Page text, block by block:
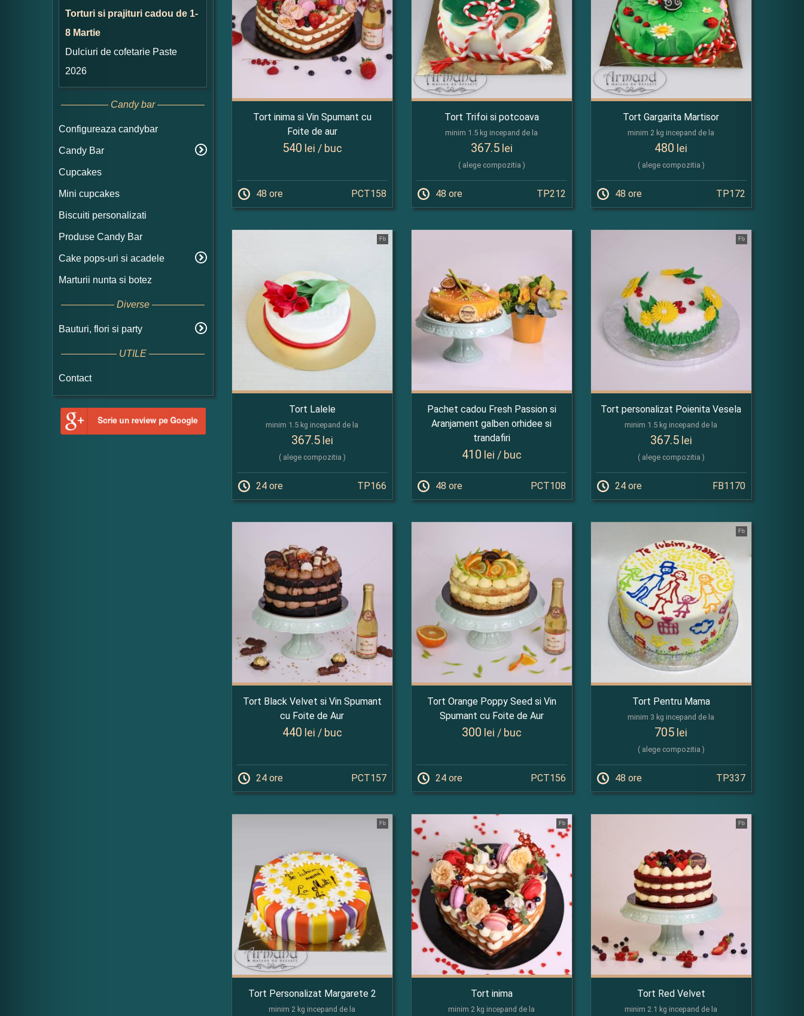
Torturi si prajituri cadou de 1-
8 Martie
Dulciuri de cofetarie Paste
2026
Candy bar
Configureaza candybar
Candy Bar
Cupcakes
Mini cupcakes
Biscuiti personalizati
Produse Candy Bar
Cake pops-uri si acadele
Marturii nunta si botez
Diverse
Bauturi, flori si party
UTILE
Contact
Tort inima si Vin Spumant cu
Foite de aur
540 lei / buc
48 ore PCT158
Tort Trifoi si potcoava
minim 1.5 kg incepand de la
367.5lei
( alege compozitia )
48 ore TP212
Tort Gargarita Martisor
minim 2 kg incepand de la
480 lei
( alege compozitia )
48 ore TP172
Fb
Tort Lalele
minim 1.5 kg incepand de la
367.5lei
( alege compozitia )
24 ore TP166
Pachet cadou Fresh Passion si
Aranjament galben orhidee si
trandafiri
410 lei / buc
48 ore PCT108
Fb
Tort personalizat Poienita Vesela
minim 1.5 kg incepand de la
367.5lei
( alege compozitia )
24 ore FB1170
Tort Black Velvet si Vin Spumant
cu Foite de Aur
440 lei / buc
24 ore PCT157
Tort Orange Poppy Seed si Vin
Spumant cu Foite de Aur
300 lei / buc
24 ore PCT156
Fb
Tort Pentru Mama
minim 3 kg incepand de la
705 lei
( alege compozitia )
48 ore TP337
Fb
Tort Personalizat Margarete 2
minim 2 kg incepand de la
Fb
Tort inima
minim 2 kg incepand de la
Fb
Tort Red Velvet
minim 2.1 kg incepand de la